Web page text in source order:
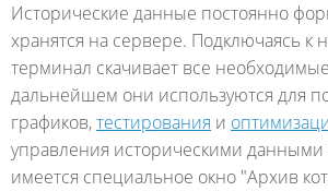
Исторические данные постоянно
хранятся на сервере. Подключаясь к
терминал скачивает все
дальнейшем они используются для
графиков,тестирования и
управления историческими
имеется специальное окно "Архив